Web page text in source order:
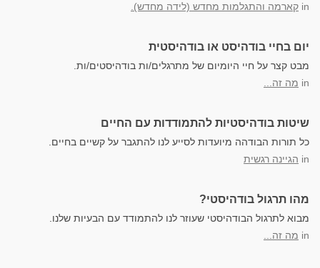
in קארמה והתגלמות מחדש (לידה מחדש).
יום בחיי בודהיסט או בודהיסטית
מבט קצר על חיי היומיום של מתרגלים/ות בודהיסטים/ות.
in מה זה...
שיטות בודהיסטיות להתמודדות עם החיים
כל תורות הבודהה מיועדות לסייע לנו להתגבר על קשיים בחיים.
in הגיינה רגשית
מהו תרגול בודהיסטי?
מבוא לתרגול הבודהיסטי שעוזר לנו להתמודד עם הבעיות שלנו.
in מה זה...